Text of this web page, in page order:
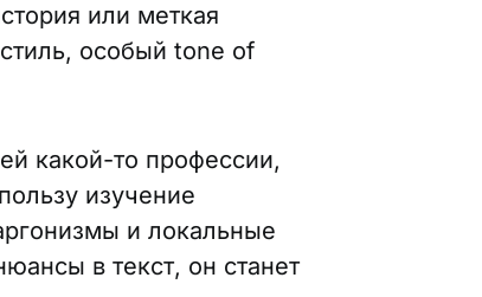
или меткая
особый tone of
какой-то профессии,
изучение
и локальные
в текст, он станет